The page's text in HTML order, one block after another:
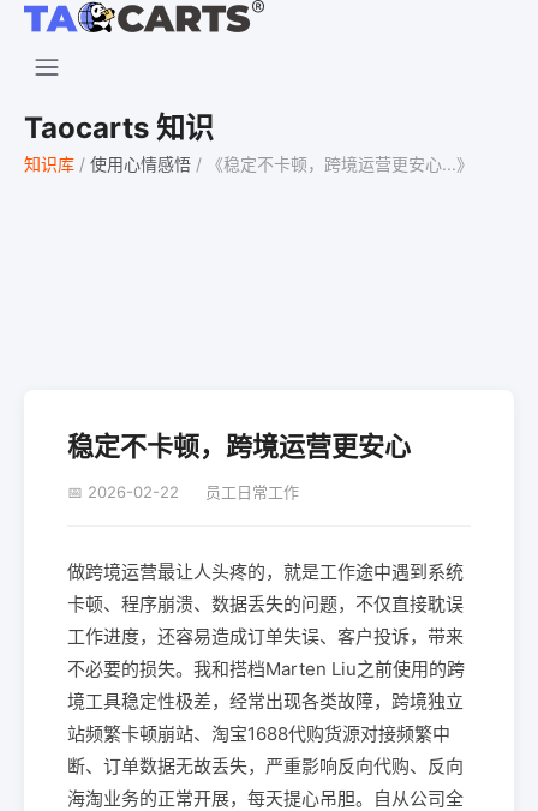
Taocarts 知识
知识库 / 使用心情感悟 / 《稳定不卡顿，跨境运营更安心...》
稳定不卡顿，跨境运营更安心
📅 2026-02-22 员工日常工作
做跨境运营最让人头疼的，就是工作途中遇到系统
卡顿、程序崩溃、数据丢失的问题，不仅直接耽误
工作进度，还容易造成订单失误、客户投诉，带来
不必要的损失。我和搭档Marten Liu之前使用的跨
境工具稳定性极差，经常出现各类故障，跨境独立
站频繁卡顿崩站、淘宝1688代购货源对接频繁中
断、订单数据无故丢失，严重影响反向代购、反向
海淘业务的正常开展，每天提心吊胆。自从公司全